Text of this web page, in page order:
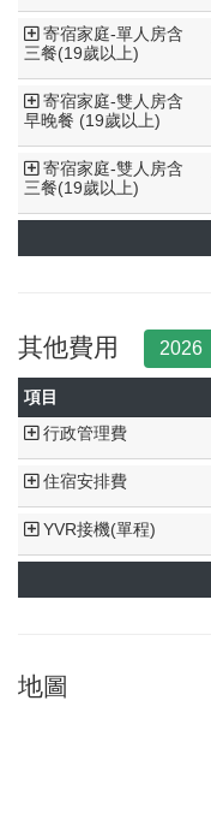
寄宿家庭-單人房含
三餐(19歲以上)
寄宿家庭-雙人房含
早晚餐 (19歲以上)
寄宿家庭-雙人房含
三餐(19歲以上)
其他費用 2026
項目
行政管理費
住宿安排費
YVR接機(單程)
地圖